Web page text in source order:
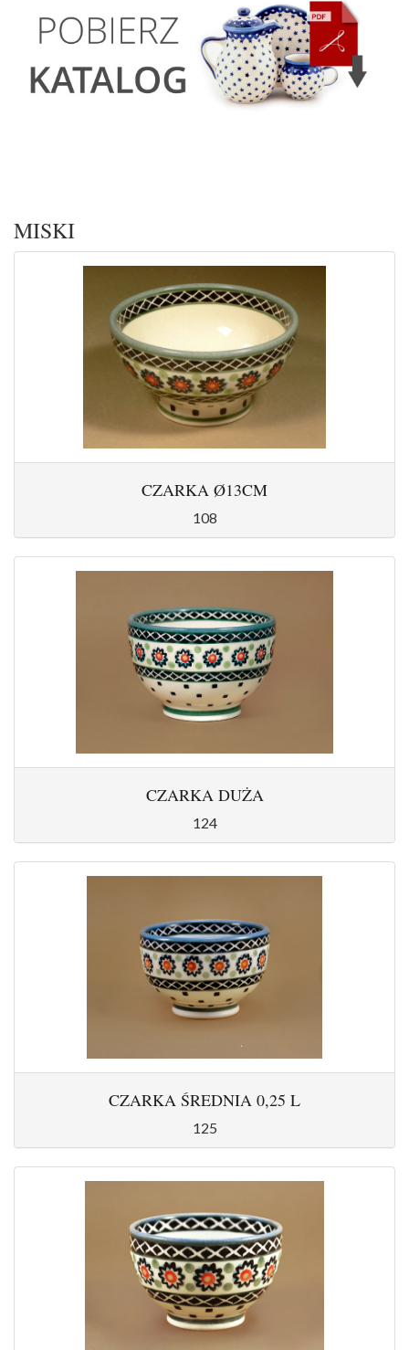
MISKI
CZARKA Ø13CM
108
CZARKA DUŻA
124
CZARKA ŚREDNIA 0,25 L
125